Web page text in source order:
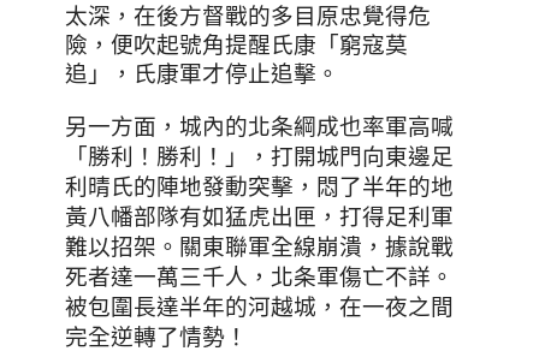
太深，在後方督戰的多目原忠覺得危
險，便吹起號角提醒氏康「窮寇莫
追」，氏康軍才停止追擊。
另一方面，城內的北条綱成也率軍高喊
「 勝利！勝利！ 」
，打開城門向東邊足
利晴氏的陣地發動突擊，悶了半年的地
黃八幡部隊有如猛虎出匣，打得足利軍
難以招架。關東聯軍全線崩潰，據說戰
死者達一萬三千人 ，北条軍傷亡不詳 。
被包圍長達半年的河越城，在一夜之間
完全逆轉了情勢！